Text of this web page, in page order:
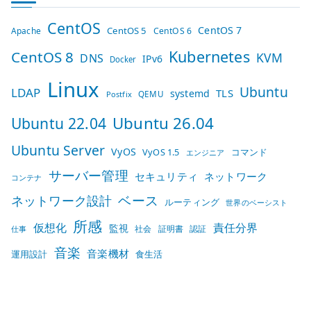
Apache CentOS CentOS 5 CentOS 6 CentOS 7
CentOS 8 DNS Docker IPv6 Kubernetes KVM
LDAP Linux Postfix QEMU systemd TLS Ubuntu
Ubuntu 22.04 Ubuntu 26.04
Ubuntu Server VyOS VyOS 1.5 エンジニア コマンド
コンテナ サーバー管理 セキュリティ ネットワーク
ネットワーク設計 ベース ルーティング 世界のベーシスト
仕事 仮想化 所感 監視 社会 証明書 認証 責任分界
運用設計 音楽 音楽機材 食生活